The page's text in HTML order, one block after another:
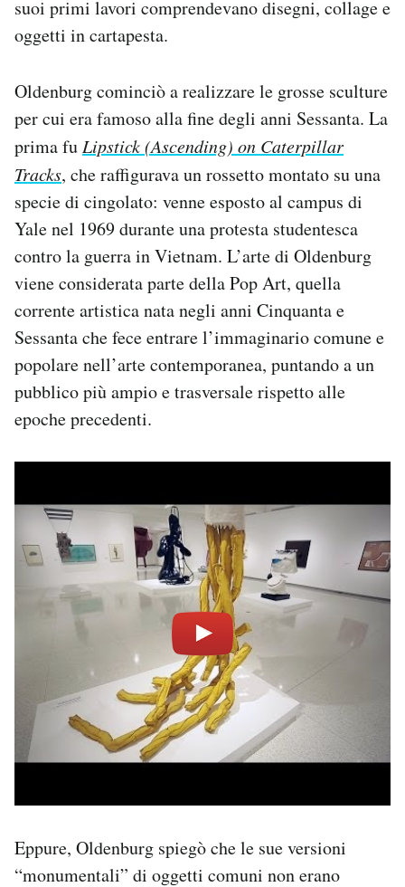
suoi primi lavori comprendevano disegni, collage e
oggetti in cartapesta.
Oldenburg cominciò a realizzare le grosse sculture
per cui era famoso alla fine degli anni Sessanta. La
prima fu Lipstick (Ascending) on Caterpillar
Tracks, che raffigurava un rossetto montato su una
specie di cingolato: venne esposto al campus di
Yale nel 1969 durante una protesta studentesca
contro la guerra in Vietnam. L’arte di Oldenburg
viene considerata parte della Pop Art, quella
corrente artistica nata negli anni Cinquanta e
Sessanta che fece entrare l’immaginario comune e
popolare nell’arte contemporanea, puntando a un
pubblico più ampio e trasversale rispetto alle
epoche precedenti.
Eppure, Oldenburg spiegò che le sue versioni
“monumentali” di oggetti comuni non erano